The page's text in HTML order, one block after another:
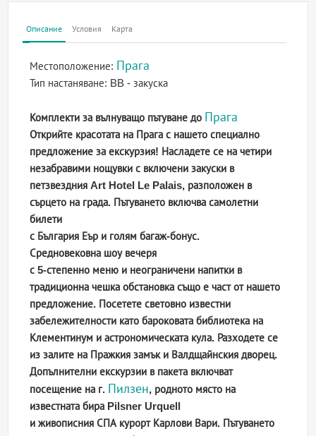
Описание Условия Карта
Местоположение: Прага
Тип настаняване: BB - закуска
Комплекти за вълнуващо пътуване до Прага
Открийте красотата на Прага с нашето специално
предложение за екскурзия! Насладете се начетири
незабравими нощувки с включени закуски в
петзвездния Art Hotel Le Palais, разположен в
сърцето на града. Пътуването включвасамолетни
билети
с България Еър и голям багаж-бонус.
Средновековна шоу вечеря
с 5-степенно меню и неограничени напитки в
традиционна чешка обстановка също е част от нашето
предложение. Посетете световно известни
забележителности като бароковата библиотека на
Клементинум иастрономическата кула. Разходете се
иззалите на Пражкия замък и Валдщайнския дворец.
Допълнителни екскурзии в пакета включват
посещение на г. Пилзен, родното място на
известната бира Pilsner Urquell
и живописния СПА курорт Карлови Вари. Пътуването